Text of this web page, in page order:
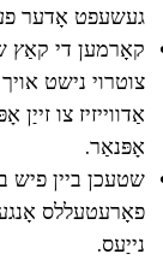
געשעפט אָדער
קאָרמען די קאַץ
צוטרוי נישט
אַדווייזיז צו
אָפּנאַר.
שטעכן ביין פיש
פאָרעטעללס
נייַעס.